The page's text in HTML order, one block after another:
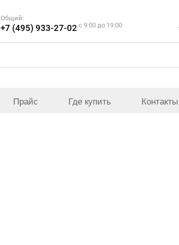
Общий:
+7 (495) 933-27-02 c 9:00 до 19:00
Прайс Где купить Контакты